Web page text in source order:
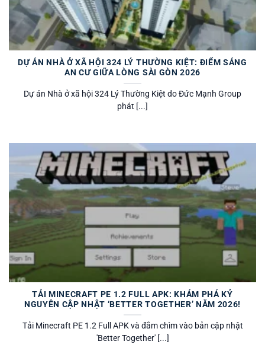
DỰ ÁN NHÀ Ở XÃ HỘI 324 LÝ THƯỜNG KIỆT: ĐIỂM SÁNG
AN CƯ GIỮA LÒNG SÀI GÒN 2026
Dự án Nhà ở xã hội 324 Lý Thường Kiệt do Đức Mạnh Group
phát [...]
TẢI MINECRAFT PE 1.2 FULL APK: KHÁM PHÁ KỶ
NGUYÊN CẬP NHẬT ‘BETTER TOGETHER’ NĂM 2026!
Tải Minecraft PE 1.2 Full APK và đắm chìm vào bản cập nhật
'Better Together' [...]